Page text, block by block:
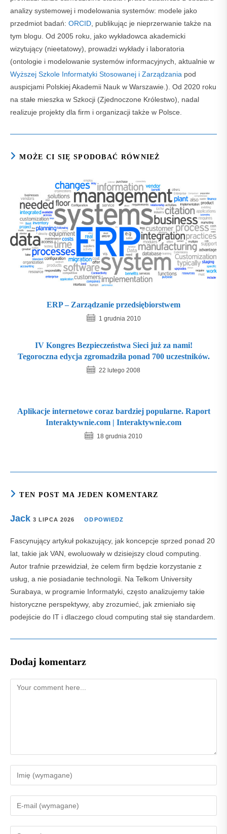
analizy systemowej i modelowania systemów: modele jako
przedmiot badań: ORCID , publikując je nieprzerwanie także na
tym blogu. Od 2005 roku, jako wykładowca akademicki
wizytujący (nieetatowy), prowadzi wykłady i laboratoria
(ontologie i modelowanie systemów informacyjnych, aktualnie w
Wyższej Szkole Informatyki Stosowanej i Zarządzania pod
auspicjami Polskiej Akademii Nauk w Warszawie.). Od 2020 roku
na stałe mieszka w Szkocji (Zjednoczone Królestwo), nadal
realizuje projekty dla firm i organizacji także w Polsce.
MOŻE CI SIĘ SPODOBAĆ RÓWNIEŻ
ERP – Zarządzanie przedsiębiorstwem
1 grudnia 2010
IV Kongres Bezpieczeństwa Sieci już za nami!
Tegoroczna edycja zgromadziła ponad 700 uczestników.
22 lutego 2008
Aplikacje internetowe coraz bardziej popularne. Raport
Interaktywnie.com | Interaktywnie.com
18 grudnia 2010
TEN POST MA JEDEN KOMENTARZ
Jack 3 LIPCA 2026 ODPOWIEDZ
Fascynujący artykuł pokazujący, jak koncepcje sprzed ponad 20
lat, takie jak VAN, ewoluowały w dzisiejszy cloud computing.
Autor trafnie przewidział, że celem firm będzie korzystanie z
usług, a nie posiadanie technologii. Na Telkom University
Surabaya, w programie Informatyki, często analizujemy takie
historyczne perspektywy, aby zrozumieć, jak zmieniało się
podejście do IT i dlaczego cloud computing stał się standardem.
Dodaj komentarz
Comment
your
name
your
email